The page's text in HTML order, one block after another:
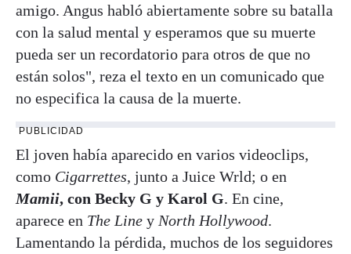
amigo. Angus habló abiertamente sobre su batalla
con la salud mental y esperamos que su muerte
pueda ser un recordatorio para otros de que no
están solos", reza el texto en un comunicado que
no especifica la causa de la muerte.
PUBLICIDAD
El joven había aparecido en varios videoclips,
como Cigarrettes, junto a Juice Wrld; o en
Mamii, con Becky G y Karol G. En cine,
aparece en The Line y North Hollywood.
Lamentando la pérdida, muchos de los seguidores